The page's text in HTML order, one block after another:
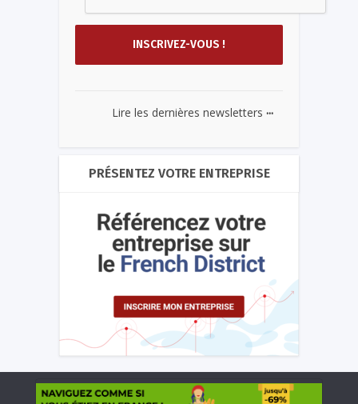
Lire les dernières newsletters ...
PRÉSENTEZ VOTRE ENTREPRISE